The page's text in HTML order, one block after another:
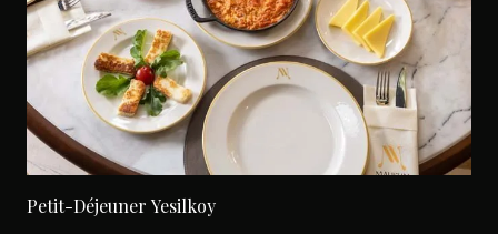
Petit-Déjeuner Yesilkoy